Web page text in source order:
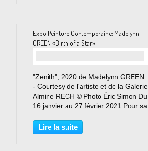
Expo Peinture Contemporaine: Madelynn
GREEN «Birth of a Star»
"Zenith", 2020 de Madelynn GREEN
- Courtesy de l'artiste et de la Galerie
Almine RECH © Photo Éric Simon Du
16 janvier au 27 février 2021 Pour sa
Birth of a Star, Madelynn Green
partage avec nous un ensemble
Lire la suite